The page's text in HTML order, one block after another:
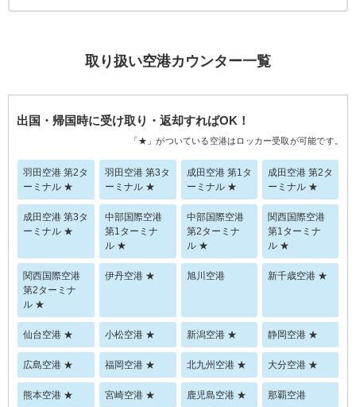
取り扱い空港カウンター一覧
出国・帰国時に受け取り・返却すればOK！
「★」がついている空港はロッカー受取が可能です。
羽田空港 第2タ
ーミナル ★
羽田空港 第3タ
ーミナル ★
成田空港 第1タ
ーミナル ★
成田空港 第2タ
ーミナル ★
成田空港 第3タ
ーミナル ★
中部国際空港
第1ターミナ
ル ★
中部国際空港
第2ターミナ
ル ★
関西国際空港
第1ターミナ
ル ★
関西国際空港
第2ターミナ
ル ★
伊丹空港 ★ 旭川空港 新千歳空港 ★
仙台空港 ★ 小松空港 ★ 新潟空港 ★ 静岡空港 ★
広島空港 ★ 福岡空港 ★ 北九州空港 ★ 大分空港 ★
熊本空港 ★ 宮崎空港 ★ 鹿児島空港 ★ 那覇空港